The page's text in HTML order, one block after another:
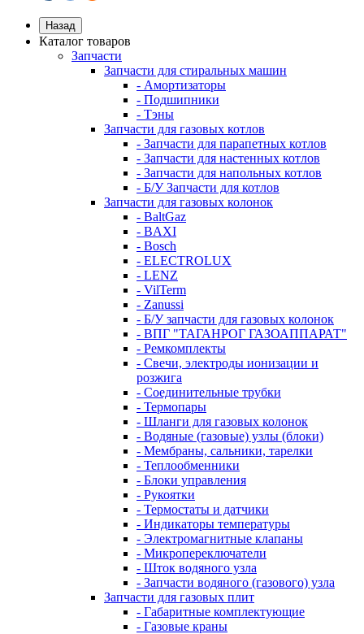
Назад
Каталог товаров
Запчасти
Запчасти для стиральных машин
- Амортизаторы
- Подшипники
- Тэны
Запчасти для газовых котлов
- Запчасти для парапетных котлов
- Запчасти для настенных котлов
- Запчасти для напольных котлов
- Б/У Запчасти для котлов
Запчасти для газовых колонок
- BaltGaz
- BAXI
- Bosch
- ELECTROLUX
- LENZ
- VilTerm
- Zanussi
- Б/У запчасти для газовых колонок
- ВПГ "ТАГАНРОГ ГАЗОАППАРАТ"
- Ремкомплекты
- Свечи, электроды ионизации и
розжига
- Соединительные трубки
- Термопары
- Шланги для газовых колонок
- Водяные (газовые) узлы (блоки)
- Мембраны, сальники, тарелки
- Теплообменники
- Блоки управления
- Рукоятки
- Термостаты и датчики
- Индикаторы температуры
- Электромагнитные клапаны
- Микропереключатели
- Шток водяного узла
- Запчасти водяного (газового) узла
Запчасти для газовых плит
- Габаритные комплектующие
- Газовые краны